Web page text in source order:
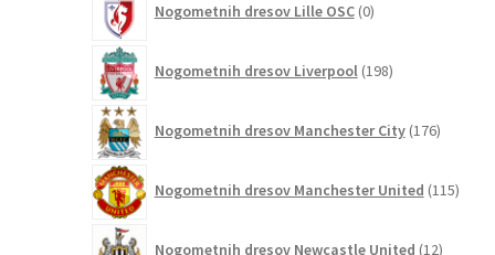
Nogometnih dresov Lille OSC 0izdelkov
Nogometnih dresov Liverpool 198izdelkov
Nogometnih dresov Manchester City 176izdelkov
Nogometnih dresov Manchester United 115
Nogometnih dresov Newcastle United 12